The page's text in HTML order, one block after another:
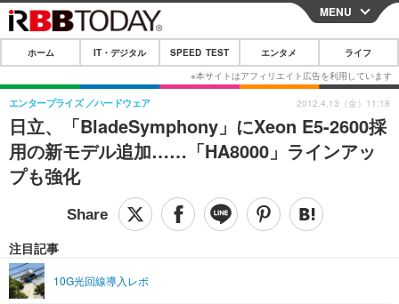
CLOSE
ホーム
IT・デジタル
IT・デジタルTOP スマートフォン
ショッピング その他
SPEED TEST
エンタメ
エンタメTOP 映画・ドラマ
音楽
ペット
リリース一覧
プッシュ通知の停止方法
MENU
ホーム IT・デジタル SPEED TEST エンタメ ライフ
日立、「BladeSymphony」にXeon E5-2600採
用の新モデル追加……「HA8000」ラインアッ
プも強化
エンタープライズ ハードウェア
注目記事
10G光回線導入レポ
2012.4.13（金）11:18